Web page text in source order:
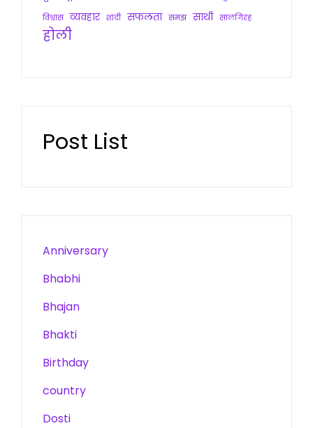
विश्वास व्यवहार शादी सफलता समझ साथी सालगिरह
होली
Post List
Anniversary
Bhabhi
Bhajan
Bhakti
Birthday
country
Dosti